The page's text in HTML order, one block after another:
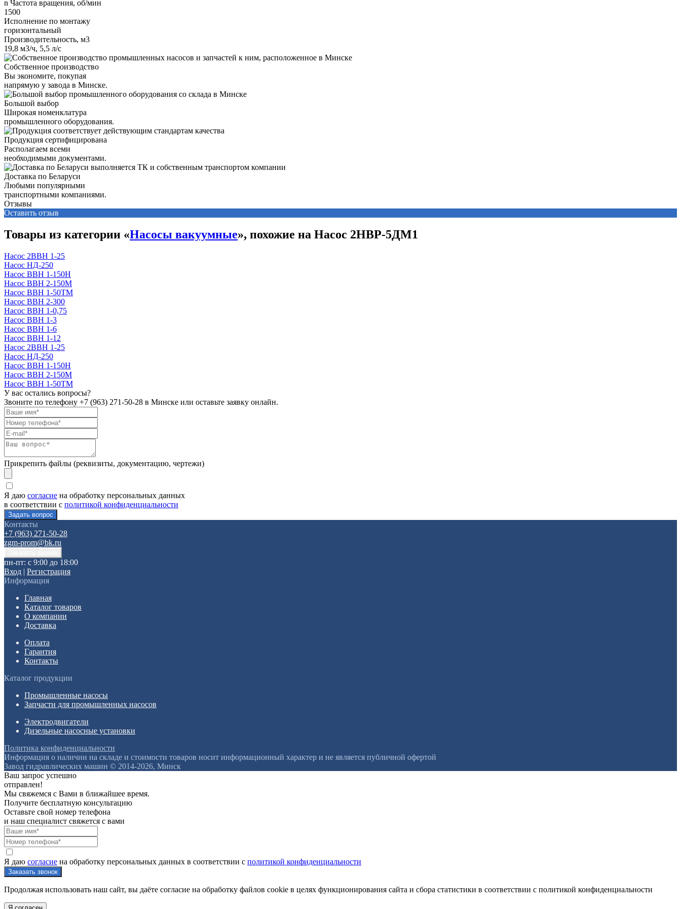
n Частота вращения, об/мин
1500
Исполнение по монтажу
горизонтальный
Производительность, м3
19,8 м3/ч, 5,5 л/с
Собственное производство
Вы экономите, покупая
напрямую у завода в Минске.
Большой выбор
Широкая номенклатура
промышленного оборудования.
Продукция сертифицирована
Располагаем всеми
необходимыми документами.
Доставка по Беларуси
Любыми популярными
транспортными компаниями.
Отзывы
Оставить отзыв
Товары из категории «Насосы вакуумные», похожие на Насос 2НВР-5ДМ1
Насос 2ВВН 1-25
Насос НД-250
Насос ВВН 1-150Н
Насос ВВН 2-150М
Насос ВВН 1-50ТМ
Насос ВВН 2-300
Насос ВВН 1-0,75
Насос ВВН 1-3
Насос ВВН 1-6
Насос ВВН 1-12
Насос 2ВВН 1-25
Насос НД-250
Насос ВВН 1-150Н
Насос ВВН 2-150М
Насос ВВН 1-50ТМ
У вас остались вопросы?
Звоните по телефону +7 (963) 271-50-28 в Минске или оставьте заявку онлайн.
Прикрепить файлы (реквизиты, документацию, чертежи)
Я даю согласие на обработку персональных данных
в соответствии с политикой конфиденциальности
Контакты
+7 (963) 271-50-28
zgm-prom@bk.ru
пн-пт: с 9:00 до 18:00
Вход | Регистрация
Информация
Главная
Каталог товаров
О компании
Доставка
Оплата
Гарантия
Контакты
Каталог продукции
Промышленные насосы
Запчасти для промышленных насосов
Электродвигатели
Дизельные насосные установки
Политика конфиденциальности
Информация о наличии на складе и стоимости товаров носит информационный характер и не является публичной офертой
Завод гидравлических машин © 2014-2026, Минск
Ваш запрос успешно
отправлен!
Мы свяжемся с Вами в ближайшее время.
Получите бесплатную консультацию
Оставьте свой номер телефона
и наш специалист свяжется с вами
Я даю согласие на обработку персональных данных в соответствии с политикой конфиденциальности
Продолжая использовать наш сайт, вы даёте согласие на обработку файлов cookie в целях функционирования сайта и сбора статистики в соответствии с политикой конфиденциальности
Я согласен